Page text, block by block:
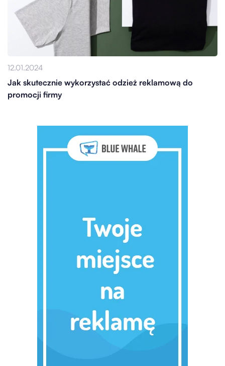
12.01.2024
Jak skutecznie wykorzystać odzież reklamową do
promocji firmy